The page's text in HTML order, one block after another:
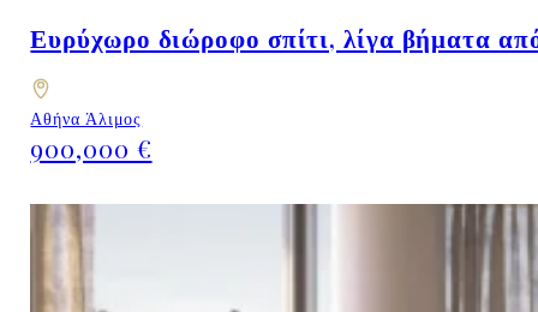
Ευρύχωρο διώροφο σπίτι, λίγα βήματα
Αθήνα Άλιμος
900,000 €